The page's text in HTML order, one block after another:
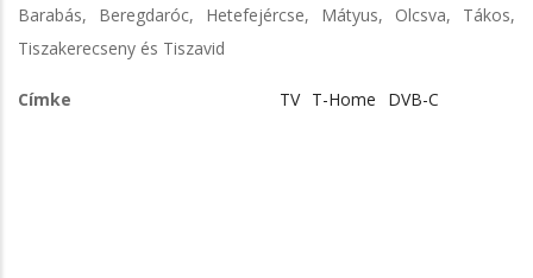
Barabás, Beregdaróc, Hetefejércse, Mátyus, Olcsva, Tákos,
Tiszakerecseny és Tiszavid
Címke TV T-Home DVB-C